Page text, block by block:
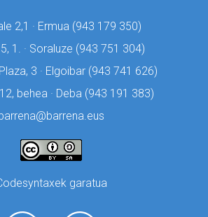
2,1 · Ermua (943 179 350)
1. · Soraluze (943 751 304)
3 · Elgoibar (943 741 626)
behea · Deba (943 191 383)
garatua